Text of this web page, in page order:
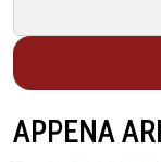
APPENA